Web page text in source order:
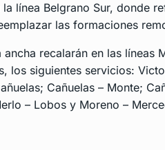
línea Belgrano Sur, donde
las formaciones
recalarán en las líneas
los siguientes servicios:
Cañuelas – Monte;
– Lobos y Moreno –